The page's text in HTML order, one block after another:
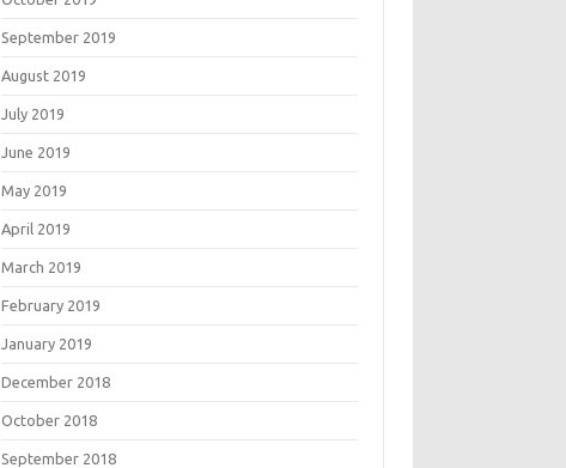
September 2019
August 2019
July 2019
June 2019
May 2019
April 2019
March 2019
February 2019
January 2019
December 2018
October 2018
September 2018